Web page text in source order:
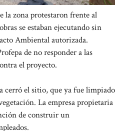
la zona protestaron frente al
se estaban ejecutando sin
Ambiental autorizada.
de no responder a las
el proyecto.
cerró el sitio, que ya fue limpiado
La empresa propietaria
de construir un